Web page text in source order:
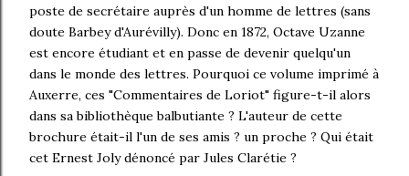
poste de secrétaire auprès d'un homme de lettres (sans
doute Barbey d'Aurévilly). Donc en 1872, Octave Uzanne
est encore étudiant et en passe de devenir quelqu'un
dans le monde des lettres. Pourquoi ce volume imprimé à
Auxerre, ces "Commentaires de Loriot" figure-t-il alors
dans sa bibliothèque balbutiante ? L'auteur de cette
brochure était-il l'un de ses amis ? un proche ? Qui était
cet Ernest Joly dénoncé par Jules Clarétie ?